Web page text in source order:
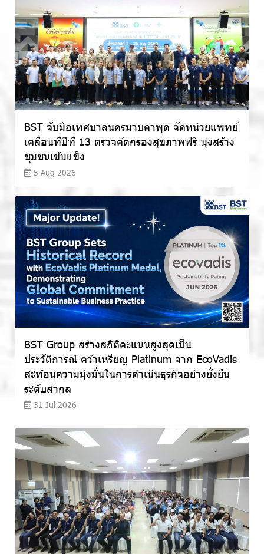
BST จับมือเทศบาลนครมาบตาพุด จัดหน่วยแพทย์
เคลื่อนที่ปีที่ 13 ตรวจคัดกรองสุขภาพฟรี มุ่งสร้าง
ชุมชนเข้มแข็ง
5 Aug 2026
BST Group สร้างสถิติคะแนนสูงสุดเป็น
ประวัติการณ์ คว้าเหรียญ Platinum จาก EcoVadis
สะท้อนความมุ่งมั่นในการดำเนินธุรกิจอย่างยั่งยืน
ระดับสากล
31 Jul 2026